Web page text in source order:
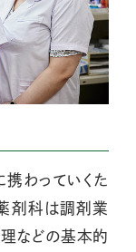
わっていくた
剤科は調剤業
などの基本的